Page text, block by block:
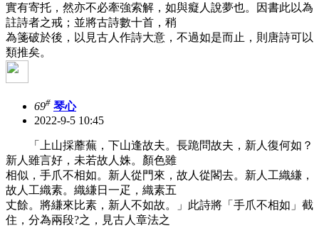
實有寄托，然亦不必牽強索解，如與癡人說夢也。因書此以為
註詩者之戒；並將古詩數十首，稍
為箋破於後，以見古人作詩大意，不過如是而止，則唐詩可以
類推矣。
69# 琴心
2022-9-5 10:45
「上山採蘼蕪，下山逢故夫。長跪問故夫，新人復何如？
新人雖言好，未若故人姝。顏色雖
相似，手爪不相如。新人從門來，故人從閣去。新人工織縑，
故人工織素。織縑日一疋，織素五
丈餘。將縑來比素，新人不如故。」此詩將「手爪不相如」截
住，分為兩段?之，見古人章法之